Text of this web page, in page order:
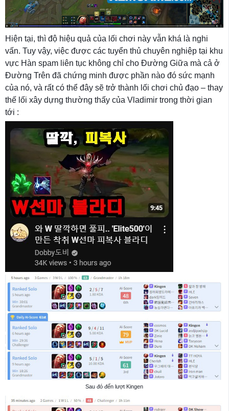
Hiện tại, thì độ hiệu quả của lối chơi này vẫn khá là nghi
vấn. Tuy vậy, việc được các tuyển thủ chuyên nghiệp tại khu
vực Hàn spam liên tục không chỉ cho Đường Giữa mà cả ở
Đường Trên đã chứng minh được phần nào đó sức mạnh
của nó, và rất có thể đây sẽ trở thành lối chơi chủ đạo – thay
thế lối xây dựng thường thấy của Vladimir trong thời gian
tới :
Sau đó đến lượt Kingen